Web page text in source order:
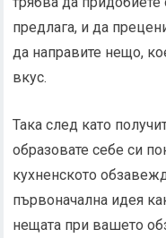
предлага, и да
да направите нещо,
вкус.
Така след като
образовате себе си
кухненското
първоначална идея
нещата при вашето